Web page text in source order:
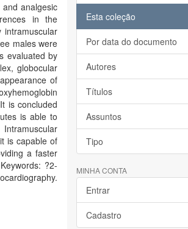
analgesic
in the
males were
evaluated by
globocular
of
is concluded
is able to
is capable of
a faster
?2-
Esta coleção
Por data do documento
Autores
Títulos
Assuntos
Tipo
MINHA CONTA
Entrar
Cadastro